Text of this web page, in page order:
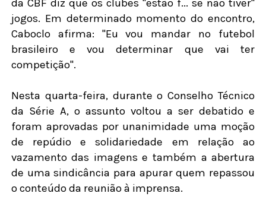
da CBF diz que os clubes "estão f... se não tiver"
jogos. Em determinado momento do encontro,
Caboclo afirma: "Eu vou mandar no futebol
brasileiro e vou determinar que vai ter
competição".
Nesta quarta-feira, durante o Conselho Técnico
da Série A, o assunto voltou a ser debatido e
foram aprovadas por unanimidade uma moção
de repúdio e solidariedade em relação ao
vazamento das imagens e também a abertura
de uma sindicância para apurar quem repassou
o conteúdo da reunião à imprensa.